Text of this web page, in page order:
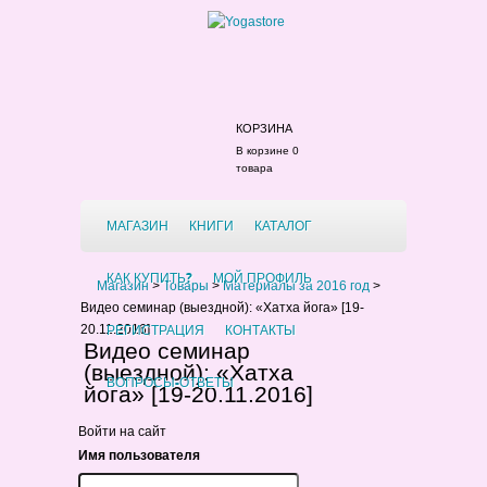
КОРЗИНА
В корзине 0
товара
МАГАЗИН КНИГИ КАТАЛОГ
КАК КУПИТЬ? МОЙ ПРОФИЛЬ
РЕГИСТРАЦИЯ КОНТАКТЫ
ВОПРОСЫ-ОТВЕТЫ
Магазин >Товары >Материалы за 2016 год >
Видео семинар (выездной): «Хатха йога» [19-
20.11.2016]
Видео семинар
(выездной): «Хатха
йога» [19-20.11.2016]
Войти на сайт
Имя пользователя